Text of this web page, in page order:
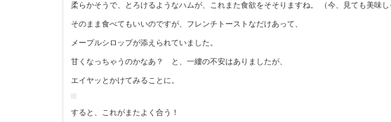
柔らかそうで、とろけるようなハムが、これまた食欲をそそりますね。 （今、見ても美味し
そのまま食べてもいいのですが、フレンチトーストなだけあって、
メープルシロップが添えられていました。
甘くなっちゃうのかなあ？ と、一縷の不安はありましたが、
エイヤッとかけてみることに。
すると、これがまたよく合う！